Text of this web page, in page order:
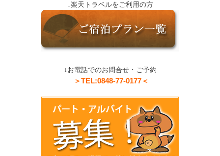
↓楽天トラベルをご利用の方
↓お電話でのお問合せ・ご予約
＞TEL:0848-77-0177＜